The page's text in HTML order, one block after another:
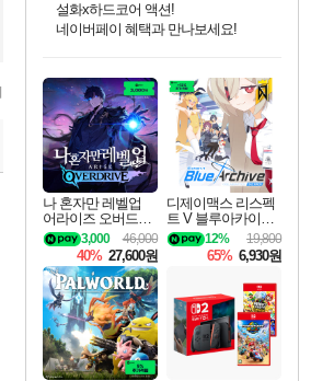
최대 90% 할인가를 만나보세요!
네이버혜택과 함께 만나보세요!
50%할인&추가 적립까지!
네이버 포인트 혜택까지!
이니&베니 혜택까지!
네이버 혜택가와 함께 예약하세요!
할인&네이버혜택으로 만나보세요!
네이버페이 혜택과 만나보세요!
베데스다의 명작들을
40주년 프로모션으로 만나보세요!
할인가에 만나보세요!
일부 에디션 상시 할인!
혜택으로 예약 판매 중
편안하게 충전하세요
나 혼자만 레벨업
어라이즈 오버드라
이브 Solo Leveling A
rise
46,000
3,000
40% 27,600원
디제이맥스 리스펙
트 V 블루아카이브
팩 DJMAX RESPE
CT V Blue Archive P
ack DLC
19,800
12%
65% 6,930원